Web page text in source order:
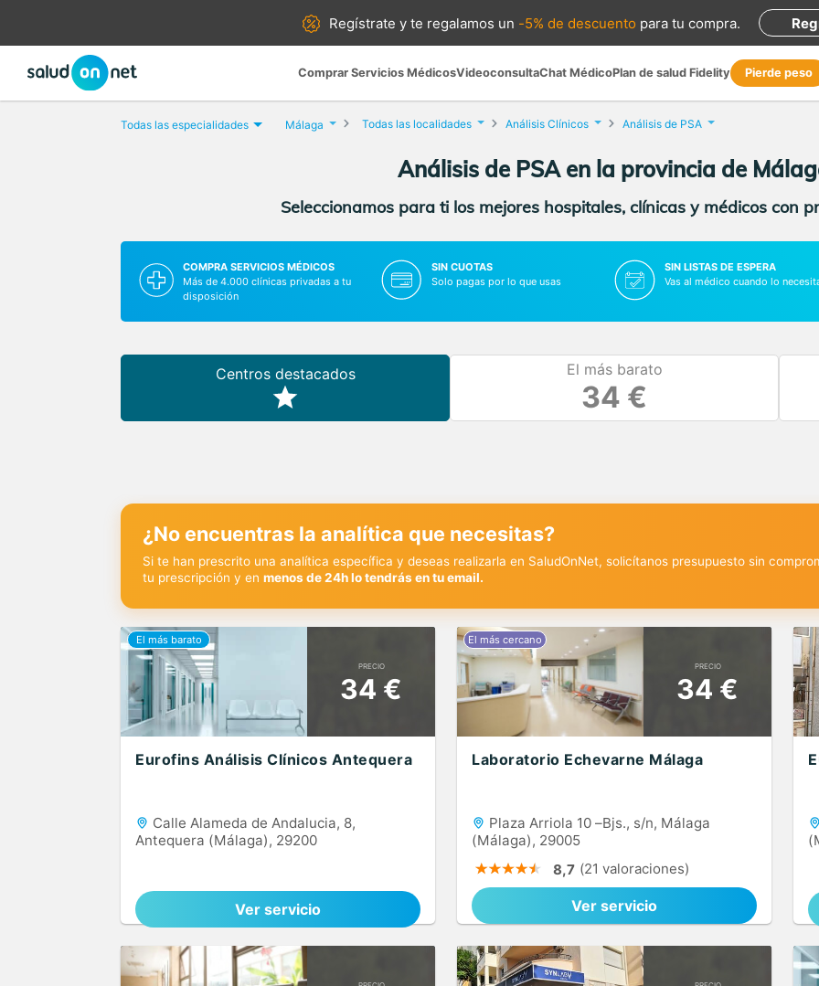
Regístrate yte regalamos un -5% de descuento para tu compra.
Comprar Servicios MédicosVideoconsultaChat MédicoPlan de salud Fidelity Pierde peso
Todas las especialidades Málaga Todas las localidades Análisis Clínicos Análisis de PSA
Análisis de PSA en la provincia de
Seleccionamos para ti los mejores hospitales, clínicas y médicos con
COMPRA SERVICIOS MÉDICOS
Más de 4.000 clínicas privadas a tu
disposición
SIN CUOTAS
Solo pagas por lo que usas
SIN LISTAS DE ESPERA
Vas al médico cuando lo
Centros destacados El más barato
34 €
¿No encuentras la analítica que necesitas?
Si te han prescrito una analítica específica y deseas realizarla en SaludOnNet, solicítanos presupuesto sin
tu prescripción y en menos de 24h lo tendrás en tu email.
PRECIO
34 €
Eurofins Análisis Clínicos Antequera
Calle Alameda de Andalucia, 8,
Antequera (Málaga), 29200
Ver servicio
PRECIO
34 €
Laboratorio Echevarne Málaga
Plaza Arriola 10 –Bjs., s/n, Málaga
(Málaga), 29005
8,7 (21 valoraciones)
Ver servicio